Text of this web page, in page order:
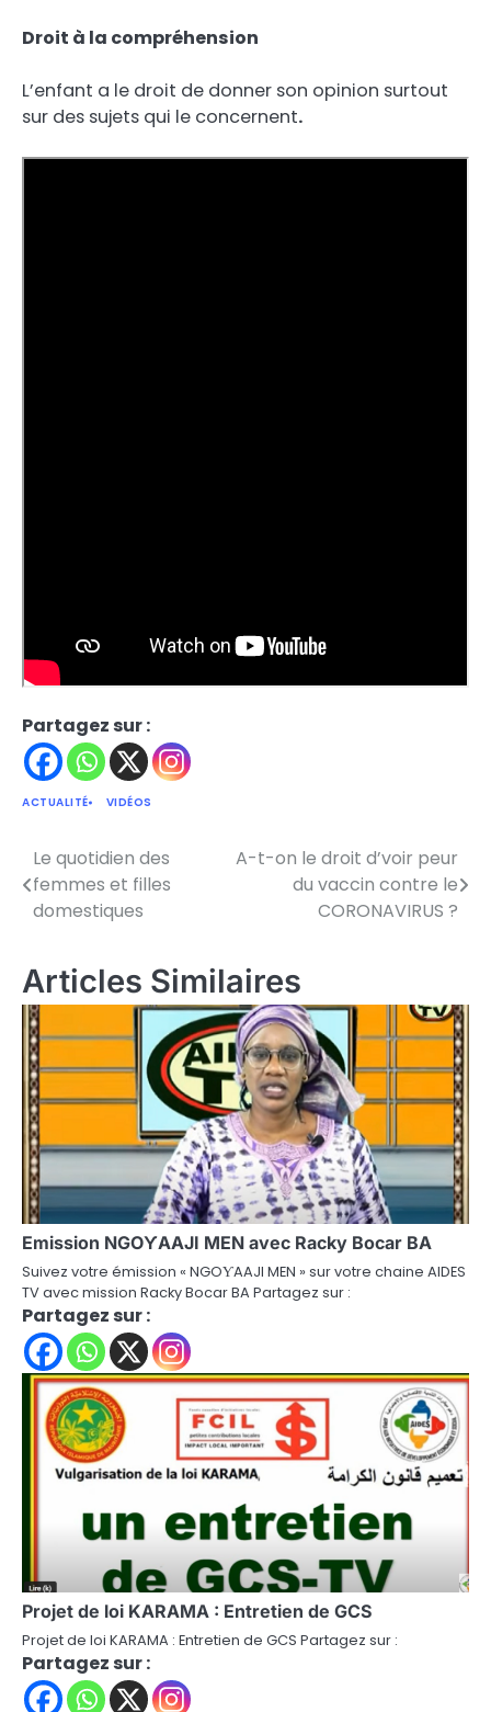
Droit à la compréhension
L’enfant a le droit de donner son opinion surtout
sur des sujets qui le concernent.
Partagez sur :
ACTUALITÉ VIDÉOS
Navigation
de
Le quotidien des
femmes et filles
domestiques
A-t-on le droit d’voir peur
du vaccin contre le
CORONAVIRUS ?
Articles Similaires
Emission NGOƳAAJI MEN avec Racky Bocar BA
Suivez votre émission « NGOƳAAJI MEN » sur votre chaine AIDES
TV avec mission Racky Bocar BA Partagez sur :
Partagez sur :
Projet de loi KARAMA : Entretien de GCS
Projet de loi KARAMA : Entretien de GCS Partagez sur :
Partagez sur :